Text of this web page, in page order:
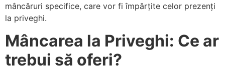
mâncăruri specifice, care vor fi împărțite celor prezenți
la priveghi.
Mâncarea la Priveghi: Ce ar
trebui să oferi?